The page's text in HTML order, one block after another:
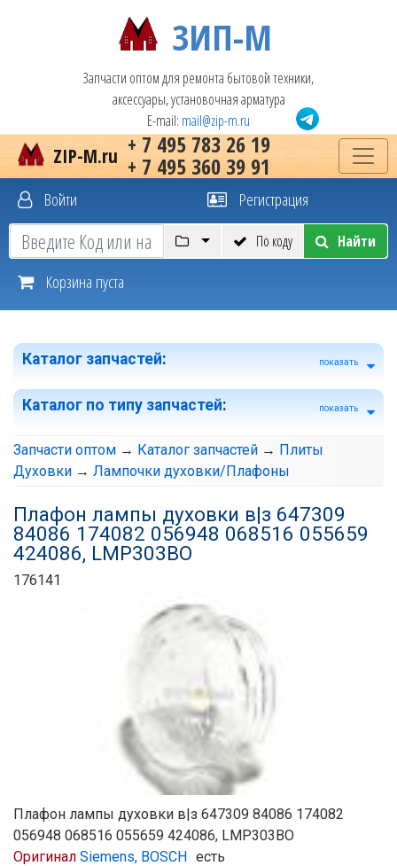
ЗИП-М
Запчасти оптом для ремонта бытовой техники,
аксессуары, установочная арматура
E-mail: mail@zip-m.ru
+ 7 495 783 26 19
+ 7 495 360 39 91
ZIP-M.ru
Войти Регистрация
По коду Найти
Корзина пуста
Каталог запчастей: показать
Каталог по типу запчастей: показать
Запчасти оптом → Каталог запчастей → Плиты
Духовки → Лампочки духовки/Плафоны
Плафон лампы духовки в|з 647309
84086 174082 056948 068516 055659
424086, LMP303BO
176141
Плафон лампы духовки в|з 647309 84086 174082
056948 068516 055659 424086, LMP303BO
Оригинал Siemens, BOSCH есть